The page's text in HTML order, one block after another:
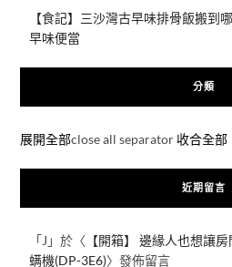
【食記】三沙灣古早味排骨飯搬到
早味便當
分類
展開全部close all separator 收合全部
近期留言
「J 」於〈 【開箱】 邊緣人也想讓
螨機(DP-3E6)〉發佈留言